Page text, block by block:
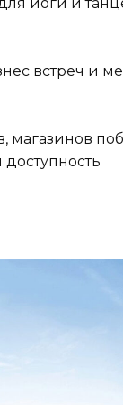
встреч и
магазинов